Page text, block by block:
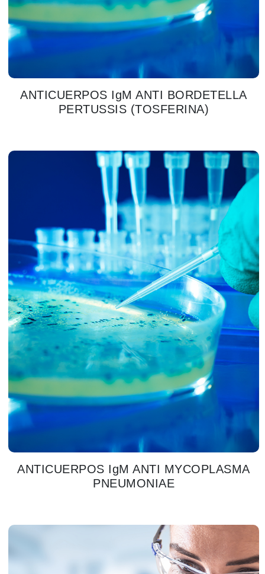
ANTICUERPOS IgM ANTI BORDETELLA
PERTUSSIS (TOSFERINA)
ANTICUERPOS IgM ANTI MYCOPLASMA
PNEUMONIAE